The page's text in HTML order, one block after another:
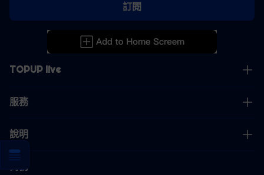
TOPUP live
服務
說明
商務
訂閱